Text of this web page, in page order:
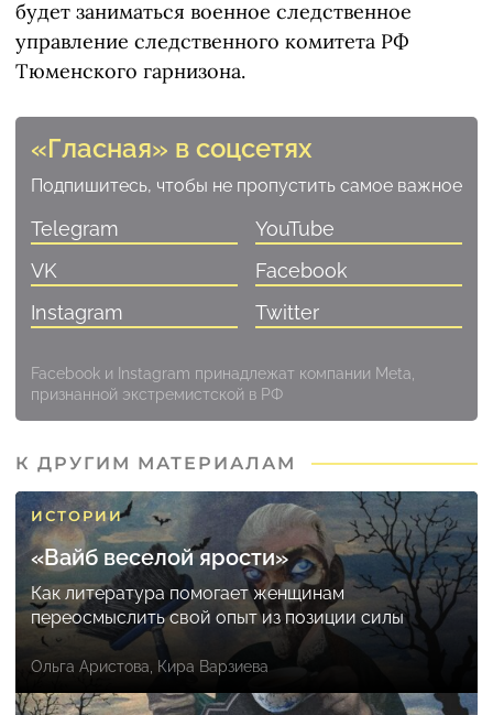
будет заниматься военное следственное
управление следственного комитета РФ
Тюменского гарнизона.
«Гласная» в соцсетях
Подпишитесь, чтобы не пропустить самое важное
Telegram
YouTube
VK
Facebook
Instagram
Twitter
Facebook и Instagram принадлежат компании Meta,
признанной экстремистской в РФ
К ДРУГИМ МАТЕРИАЛАМ
ИСТОРИИ
«Вайб веселой ярости»
Как литература помогает женщинам
переосмыслить свой опыт из позиции силы
Ольга Аристова Кира Варзиева